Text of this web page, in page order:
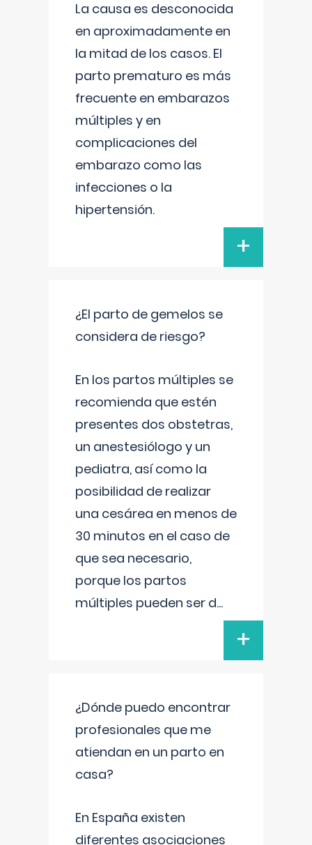
La causa es desconocida
en aproximadamente en
la mitad de los casos. El
parto prematuro es más
frecuente en embarazos
múltiples y en
complicaciones del
embarazo como las
infecciones o la
hipertensión.
+
¿El parto de gemelos se
considera de riesgo?
En los partos múltiples se
recomienda que estén
presentes dos obstetras,
un anestesiólogo y un
pediatra, así como la
posibilidad de realizar
una cesárea en menos de
30 minutos en el caso de
que sea necesario,
porque los partos
múltiples pueden ser d...
+
¿Dónde puedo encontrar
profesionales que me
atiendan en un parto en
casa?
En España existen
diferentes asociaciones